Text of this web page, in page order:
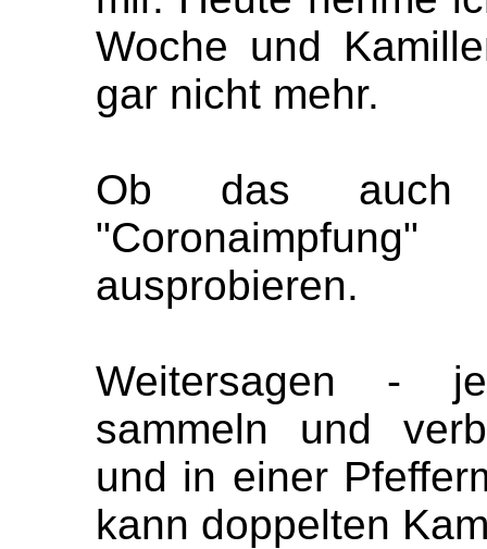
Woche und
gar nicht mehr.
Ob das auch
ausprobieren.
Weitersagen -
sammeln und
und in einer
kann doppelten